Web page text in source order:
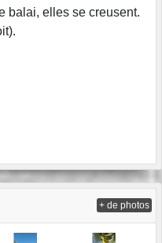
balai, elles se creusent.
+ de photos